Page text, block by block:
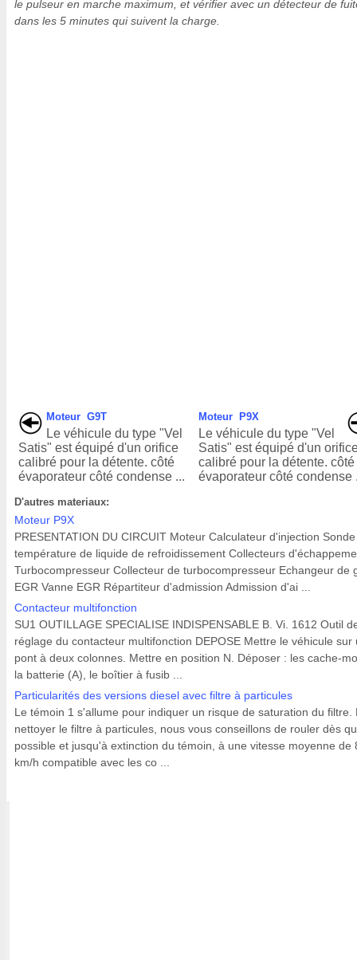
le pulseur en marche maximum, et vérifier avec un détecteur de
dans les 5 minutes qui suivent la charge.
Moteur G9T
Le véhicule du type "Vel
Satis" est équipé d'un orifice
calibré pour la détente. côté
évaporateur côté condense ...
Moteur P9X
Le véhicule du type "Vel
Satis" est équipé d'un
calibré pour la détente. côté
évaporateur côté condense
D'autres materiaux:
Moteur P9X
PRESENTATION DU CIRCUIT Moteur Calculateur d'injection
température de liquide de refroidissement Collecteurs
Turbocompresseur Collecteur de turbocompresseur Echangeur de
EGR Vanne EGR Répartiteur d'admission Admission d'ai ...
Contacteur multifonction
SU1 OUTILLAGE SPECIALISE INDISPENSABLE B. Vi. 1612 Outil
réglage du contacteur multifonction DEPOSE Mettre le véhicule sur
pont à deux colonnes. Mettre en position N. Déposer : les cache-
la batterie (A), le boîtier à fusib ...
Particularités des versions diesel avec filtre à particules
Le témoin 1 s'allume pour indiquer un risque de saturation du filtre.
nettoyer le filtre à particules, nous vous conseillons de rouler dès
possible et jusqu'à extinction du témoin, à une vitesse moyenne de
km/h compatible avec les co ...